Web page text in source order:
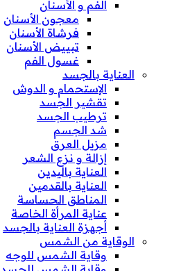
الفم و الأسنان
معجون الأسنان
فرشاة الأسنان
تبييض الأسنان
غسول الفم
العناية بالجسد
الإستحمام و الدوش
تقشير الجسد
ترطيب الجسد
شد الجسم
مزيل العرق
إزالة و نزع الشعر
العناية باليدين
العناية بالقدمين
المناطق الحساسة
عناية المرأة الخاصة
أجهزة العناية بالجسد
الوقاية من الشمس
وقاية الشمس للوجه